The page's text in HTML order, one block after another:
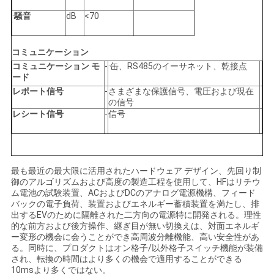
·騒音 dB <70
コミュニケーション
コミュニケーション モ
ード
-·缶、RS485のイーサネット、乾接点
レポート信号 - さまざまな保護信号、電圧および現在
の信号
レシート信号
-信号
最も最近の最大限に活用されたハードウェア デザイン、先回り制
御のアルゴリズムおよび高度の製造工程を使用して、HFはリチウ
ム電池の試験装置、ACおよびDCのアナログ電源機構、フィード
バックの電子負荷、装置およびエネルギー蓄積装置を満たし、排
出するEVのために隔離された二方向の電源特に開発される。理性
的な前方および後方操作、継ぎ目が無い切換えは、対面エネルギ
ー変形の機会に会うことができ高周波分離機能、高い安全性があ
る。同時に、プロダクトはオン格子/以外格子スイッチ機能が装備
され、転換の時間はより多くの機会で適用することができる
10msより多くではない。